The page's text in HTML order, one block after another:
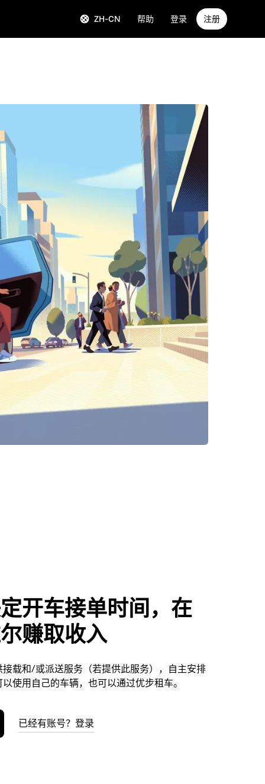
ZH-CN 帮助 登录 注册
开车接单时间，在
赚取收入
接载和/或派送服务（若提供此服务），自主安排
使用自己的车辆，也可以通过优步租车。
已经有账号？登录